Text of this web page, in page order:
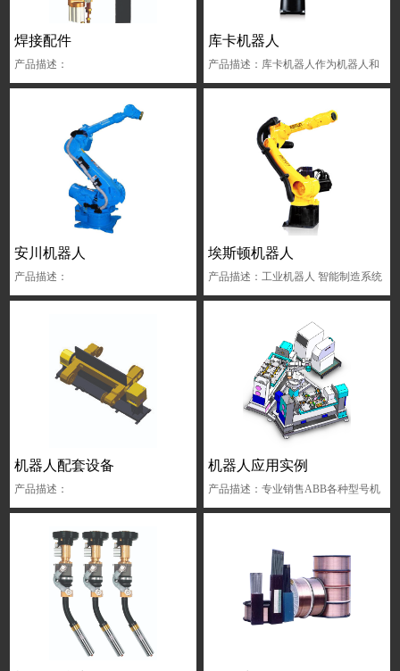
焊接配件
产品描述：
库卡机器人
产品描述：库卡机器人作为机器人和
自动化技术领域的先驱,为客户量身定
安川机器人
产品描述：
埃斯顿机器人
产品描述：工业机器人 智能制造系统
剪板机完整解决方案 电液伺服混合驱
整解决方案 折弯机安全防护完整解决
方案 机械压力机完整解...
机器人配套设备
产品描述：
机器人应用实例
产品描述：专业销售ABB各种型号机
器人,主要销售各种工业机器人,喷涂机